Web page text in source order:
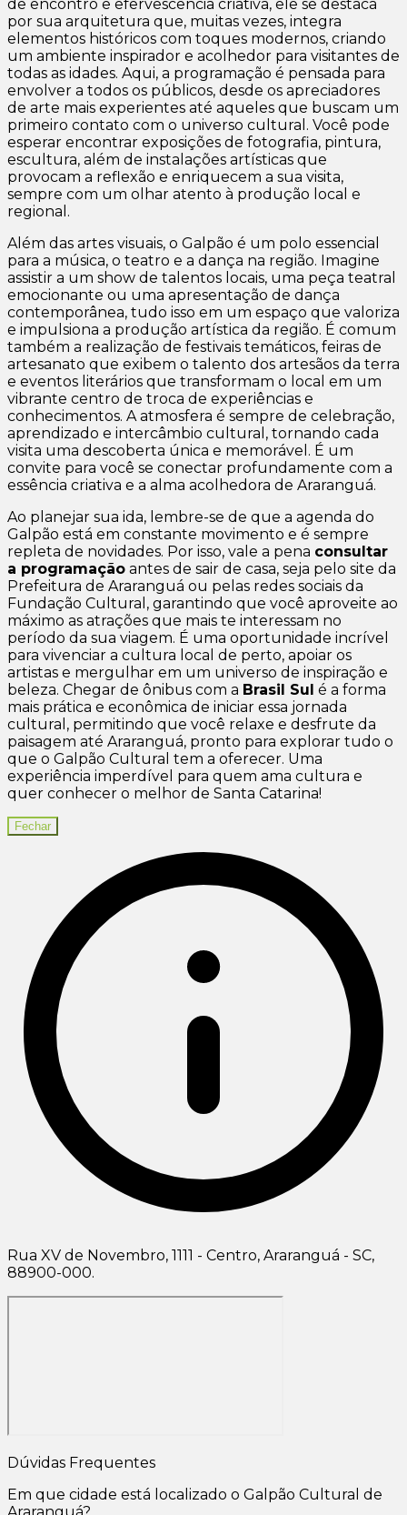
de encontro e efervescência criativa, ele se destaca
por sua arquitetura que, muitas vezes, integra
elementos históricos com toques modernos, criando
um ambiente inspirador e acolhedor para visitantes de
todas as idades. Aqui, a programação é pensada para
envolver a todos os públicos, desde os apreciadores
de arte mais experientes até aqueles que buscam um
primeiro contato com o universo cultural. Você pode
esperar encontrar exposições de fotografia, pintura,
escultura, além de instalações artísticas que
provocam a reflexão e enriquecem a sua visita,
sempre com um olhar atento à produção local e
regional.
Além das artes visuais, o Galpão é um polo essencial
para a música, o teatro e a dança na região. Imagine
assistir a um show de talentos locais, uma peça teatral
emocionante ou uma apresentação de dança
contemporânea, tudo isso em um espaço que valoriza
e impulsiona a produção artística da região. É comum
também a realização de festivais temáticos, feiras de
artesanato que exibem o talento dos artesãos da terra
e eventos literários que transformam o local em um
vibrante centro de troca de experiências e
conhecimentos. A atmosfera é sempre de celebração,
aprendizado e intercâmbio cultural, tornando cada
visita uma descoberta única e memorável. É um
convite para você se conectar profundamente com a
essência criativa e a alma acolhedora de Araranguá.
Ao planejar sua ida, lembre-se de que a agenda do
Galpão está em constante movimento e é sempre
repleta de novidades. Por isso, vale a pena consultar
a programação antes de sair de casa, seja pelo site da
Prefeitura de Araranguá ou pelas redes sociais da
Fundação Cultural, garantindo que você aproveite ao
máximo as atrações que mais te interessam no
período da sua viagem. É uma oportunidade incrível
para vivenciar a cultura local de perto, apoiar os
artistas e mergulhar em um universo de inspiração e
beleza. Chegar de ônibus com a Brasil Sul é a forma
mais prática e econômica de iniciar essa jornada
cultural, permitindo que você relaxe e desfrute da
paisagem até Araranguá, pronto para explorar tudo o
que o Galpão Cultural tem a oferecer. Uma
experiência imperdível para quem ama cultura e
quer conhecer o melhor de Santa Catarina!
Fechar
Rua XV de Novembro, 1111 - Centro, Araranguá - SC,
88900-000.
Dúvidas Frequentes
Em que cidade está localizado o Galpão Cultural de